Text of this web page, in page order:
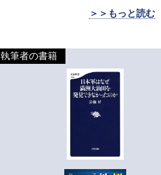
＞＞もっと読む
執筆者の書籍